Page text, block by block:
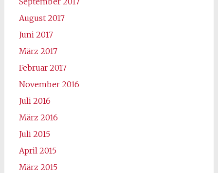
August 2017
Juni 2017
März 2017
Februar 2017
November 2016
Juli 2016
März 2016
Juli 2015
April 2015
März 2015